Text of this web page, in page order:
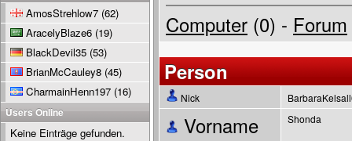
Computer (0) - Forum
Person
Nick
Vorname Shonda
AmosStrehlow7 (62)
AracelyBlaze6 (19)
BlackDevil35 (53)
BrianMcCauley8 (45)
CharmainHenn197 (16)
Users Online
Keine Einträge gefunden.